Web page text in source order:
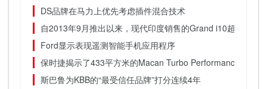
DS品牌在马力上优先考虑插件混合技术
自2013年9月推出以来，现代印度销售的Grand i10超过
Ford显示表现遥测智能手机应用程序
保时捷揭示了433平方米的Macan Turbo Performance
斯巴鲁为KBB的“最受信任品牌”打分连续4年